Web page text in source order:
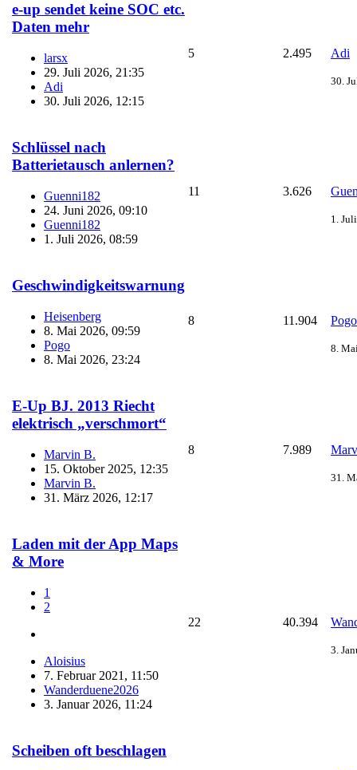
e-up sendet keine SOC etc.
Daten mehr
larsx
29. Juli 2026, 21:35
Adi
30. Juli 2026, 12:15
5 2.495 Adi
30.
Schlüssel nach
Batterietausch anlernen?
Guenni182
24. Juni 2026, 09:10
Guenni182
1. Juli 2026, 08:59
11 3.626
1.
Geschwindigkeitswarnung
Heisenberg
8. Mai 2026, 09:59
Pogo
8. Mai 2026, 23:24
8 11.904 Pogo
8.
E-Up BJ. 2013 Riecht
elektrisch „verschmort“
Marvin B.
15. Oktober 2025, 12:35
Marvin B.
31. März 2026, 12:17
8 7.989
31.
Laden mit der App Maps
& More
1
2
Aloisius
7. Februar 2021, 11:50
Wanderduene2026
3. Januar 2026, 11:24
22 40.394
3.
Scheiben oft beschlagen